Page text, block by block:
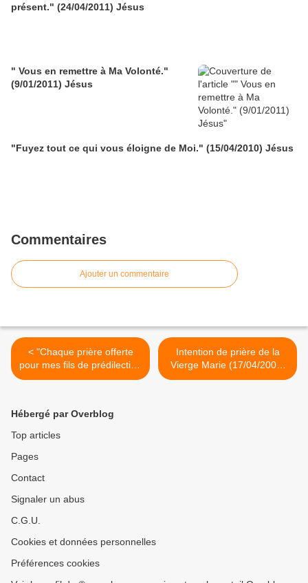
présent." (24/04/2011) Jésus
" Vous en remettre à Ma Volonté."
(9/01/2011) Jésus
"Fuyez tout ce qui vous éloigne de Moi." (15/04/2010) Jésus
Commentaires
Ajouter un commentaire
< "Chaque prière offerte
pour mes fils de prédilection
touche mon Coeur."
Intention de prière de la
Vierge Marie (17/04/2007)
>
Hébergé par Overblog
Top articles
Pages
Contact
Signaler un abus
C.G.U.
Cookies et données personnelles
Préférences cookies